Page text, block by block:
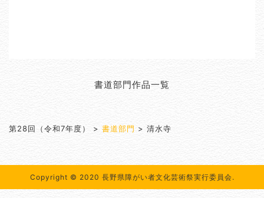
書道部門作品一覧
第28回（令和7年度） > 書道部門 > 清水寺
Copyright © 2020 長野県障がい者文化芸術祭実行委員会.